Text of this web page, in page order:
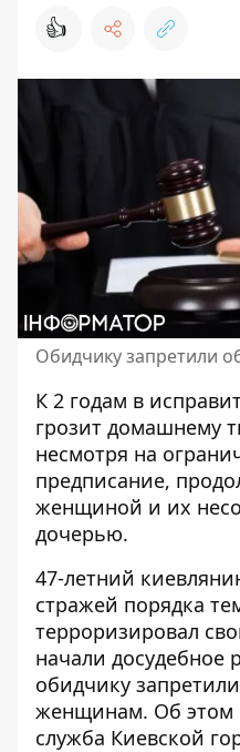
👍
Обидчику запретили
К 2 годам в
грозит домашнему
несмотря на
предписание,
женщиной и их
дочерью.
47-летний
стражей порядка
терроризировал
начали досудебное
обидчику
женщинам. Об этом
служба Киевской